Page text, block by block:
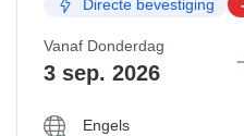
Directe bevestiging
Vanaf Donderdag
3 sep. 2026
Engels